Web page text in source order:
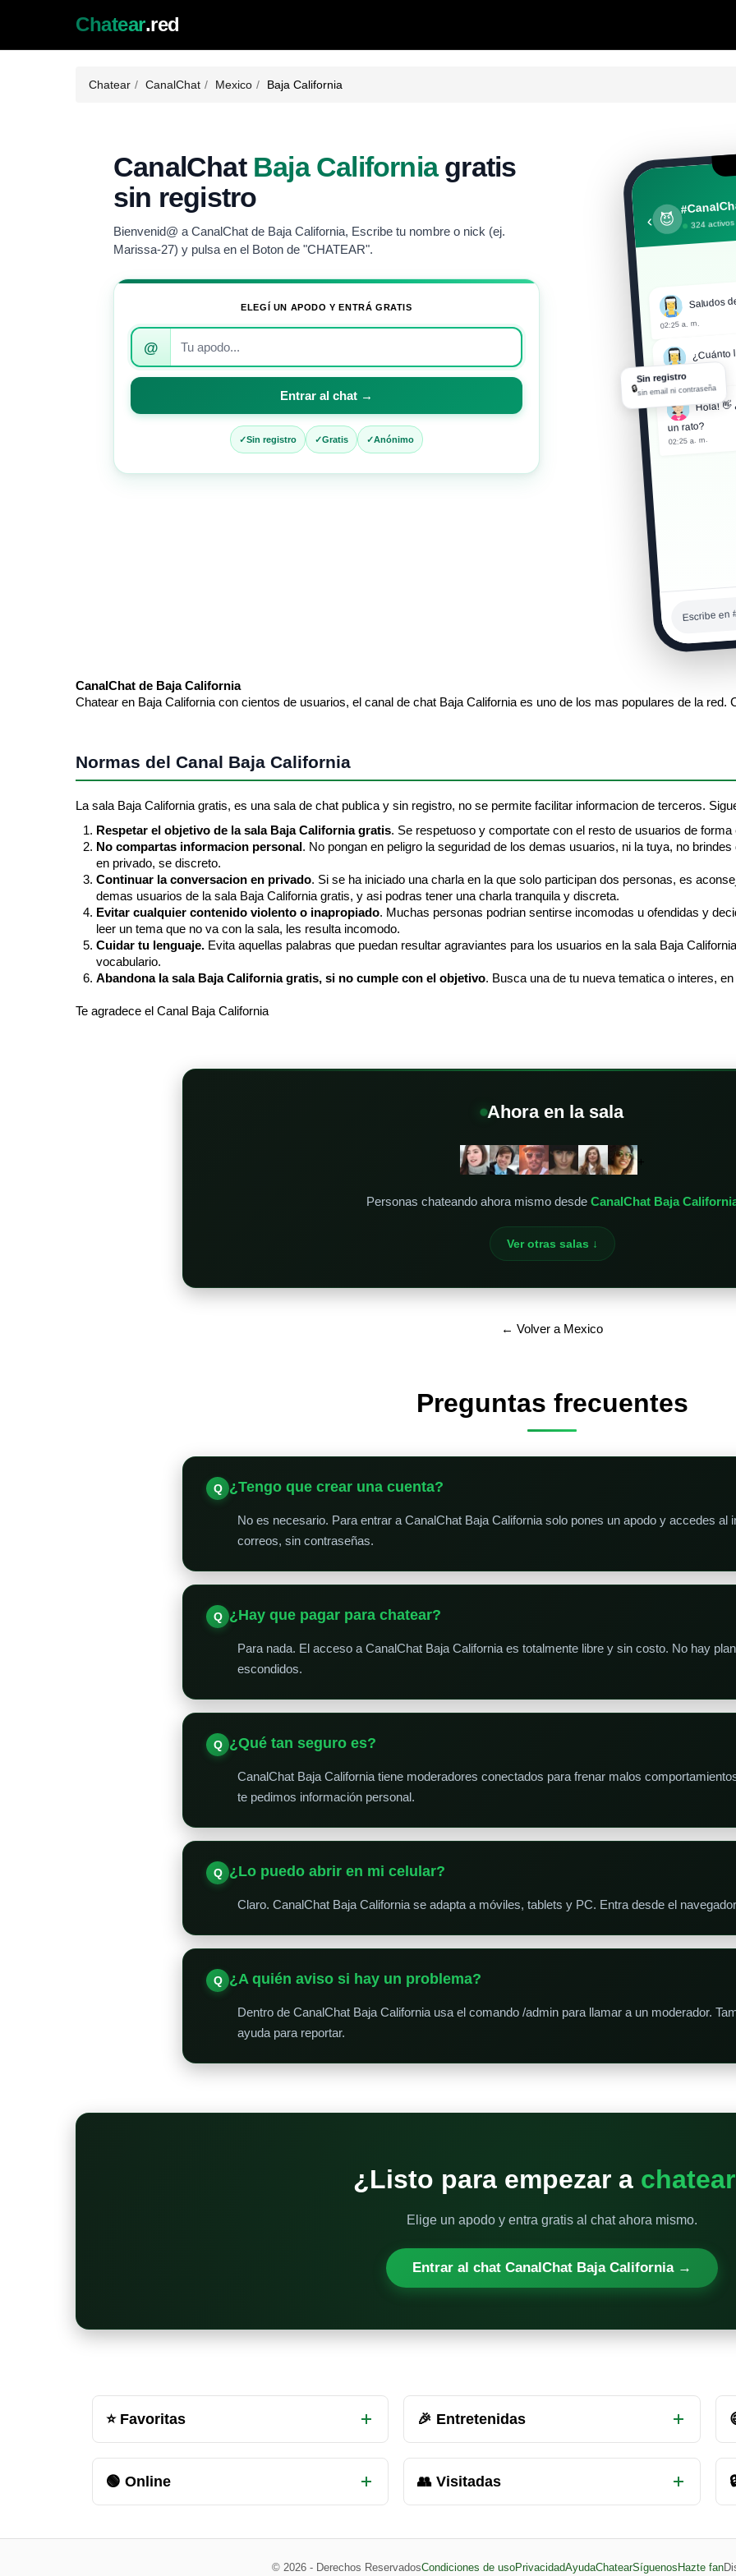
Chatear.red
Chatear CanalChat Mexico Baja California
CanalChat Baja Californiagratis
sin registro
Bienvenid@ a CanalChat de Baja California, Escribe tu nombre o nick (ej.
Marissa-27) y pulsa en el Boton de "CHATEAR".
ELEGÍ UN APODO Y ENTRÁ GRATIS
Introduce
apodo
para
al
@
Entrar al chat →
Sin registro Gratis Anónimo
‹ 😈 324
Saludos
02:25 a. m.
02:25 a. m.
Hola! 👋
un rato?
02:25 a. m.
Escribe en
🔒
Sin registro
sin email ni contraseña
CanalChat de Baja California
Chatear en Baja California con cientos de usuarios, el canal de chat Baja California es uno de los mas populares de la red.
Normas del Canal Baja California
La sala Baja California gratis, es una sala de chat publica y sin registro, no se permite facilitar informacion de terceros.
Respetar el objetivo de la sala Baja California gratis. Se respetuoso y comportate con el resto de usuarios de forma
No compartas informacion personal. No pongan en peligro la seguridad de los demas usuarios, ni la tuya, no
en privado, se discreto.
Continuar la conversacion en privado. Si se ha iniciado una charla en la que solo participan dos personas, es
demas usuarios de la sala Baja California gratis, y asi podras tener una charla tranquila y discreta.
Evitar cualquier contenido violento o inapropiado. Muchas personas podrian sentirse incomodas u ofendidas y
leer un tema que no va con la sala, les resulta incomodo.
Cuidar tu lenguaje. Evita aquellas palabras que puedan resultar agraviantes para los usuarios en la sala Baja
vocabulario.
Abandona la sala Baja California gratis, si no cumple con el objetivo. Busca una de tu nueva tematica o interes,
Te agradece el Canal Baja California
Ahora en la sala
+
Personas chateando ahora mismo desde CanalChat Baja
Ver otras salas ↓
← Volver a Mexico
Preguntas frecuentes
¿Tengo que crear una cuenta?
No es necesario. Para entrar a CanalChat Baja California solo pones un apodo y accedes al
correos, sin contraseñas.
¿Hay que pagar para chatear?
Para nada. El acceso a CanalChat Baja California es totalmente libre y sin costo. No hay
escondidos.
¿Qué tan seguro es?
CanalChat Baja California tiene moderadores conectados para frenar malos
te pedimos información personal.
¿Lo puedo abrir en mi celular?
Claro. CanalChat Baja California se adapta a móviles, tablets y PC. Entra desde el
¿A quién aviso si hay un problema?
Dentro de CanalChat Baja California usa el comando /admin para llamar a un moderador.
ayuda para reportar.
¿Listo para empezar a chatear
Elige un apodo y entra gratis al chat ahora mismo.
Entrar al chat CanalChat Baja California →
Otras
salas
de
chat
⭐ Favoritas 🎉 Entretenidas
🟢 Online 👥 Visitadas
© 2026 - Derechos ReservadosCondiciones de usoPrivacidadAyudaChatearSíguenos Hazte fan